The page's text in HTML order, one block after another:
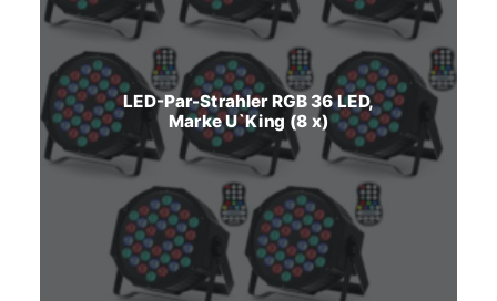
LED-Par-Strahler RGB 36 LED,
Marke U`King (8 x)